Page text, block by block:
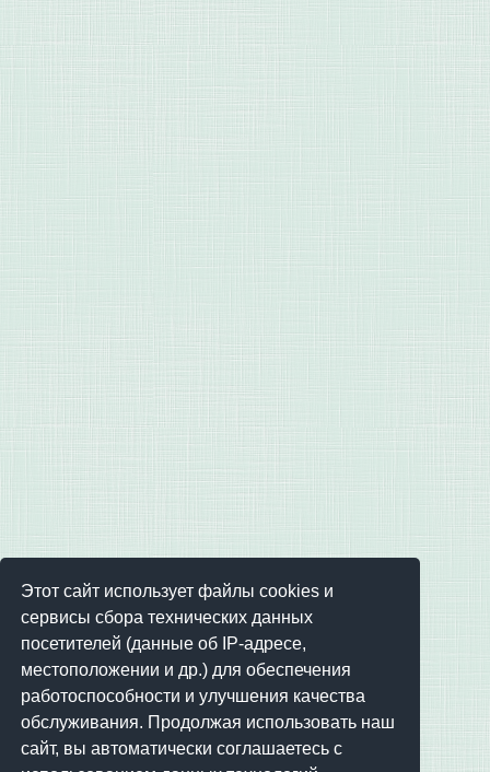
Этот сайт использует файлы cookies и
сервисы сбора технических данных
посетителей (данные об IP-адресе,
местоположении и др.) для обеспечения
работоспособности и улучшения качества
обслуживания. Продолжая использовать наш
сайт, вы автоматически соглашаетесь с